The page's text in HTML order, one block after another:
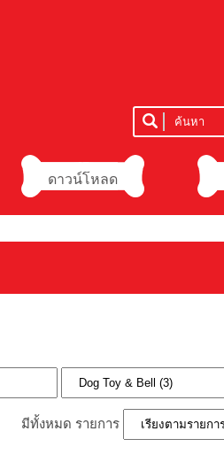
ดาวน์โหลด
มีทั้งหมด รายการ